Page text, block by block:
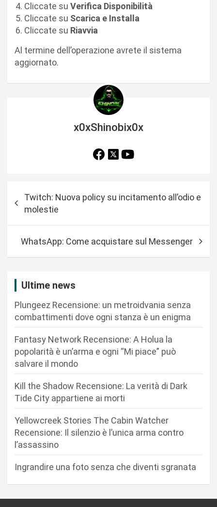
Cliccate su Verifica Disponibilità
Cliccate su Scarica e Installa
Cliccate su Riavvia
Al termine dell’operazione avrete il sistema
aggiornato.
x0xShinobix0x
Twitch: Nuova policy su incitamento all’odio e
molestie
WhatsApp: Come acquistare sul Messenger
Ultime news
Plungeez Recensione: un metroidvania senza
combattimenti dove ogni stanza è un enigma
Fantasy Network Recensione: A Holua la
popolarità è un’arma e ogni “Mi piace” può
salvare il mondo
Kill the Shadow Recensione: La verità di Dark
Tide City appartiene ai morti
Yellowcreek Stories The Cabin Watcher
Recensione: Il silenzio è l’unica arma contro
l’assassino
Ingrandire una foto senza che diventi sgranata